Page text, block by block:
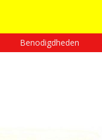
Benodigdheden